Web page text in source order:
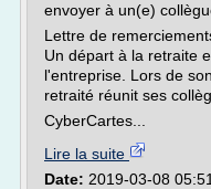
envoyer à un(e)
Lettre de
Un départ à la retraite
l'entreprise. Lors de
retraité réunit ses
CyberCartes...
Lire la suite
Date: 2019-03-08